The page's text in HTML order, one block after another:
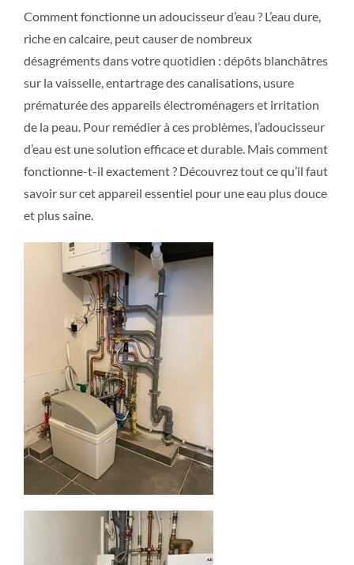
Comment fonctionne un adoucisseur d’eau ? L’eau dure,
riche en calcaire, peut causer de nombreux
désagréments dans votre quotidien : dépôts blanchâtres
sur la vaisselle, entartrage des canalisations, usure
prématurée des appareils électroménagers et irritation
de la peau. Pour remédier à ces problèmes, l’adoucisseur
d’eau est une solution efficace et durable. Mais comment
fonctionne-t-il exactement ? Découvrez tout ce qu’il faut
savoir sur cet appareil essentiel pour une eau plus douce
et plus saine.